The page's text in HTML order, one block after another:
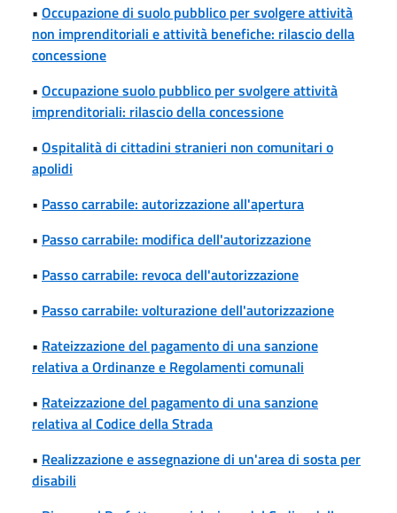
• Occupazione di suolo pubblico per svolgere attività
non imprenditoriali e attività benefiche: rilascio della
concessione
• Occupazione suolo pubblico per svolgere attività
imprenditoriali: rilascio della concessione
• Ospitalità di cittadini stranieri non comunitari o
apolidi
• Passo carrabile: autorizzazione all'apertura
• Passo carrabile: modifica dell'autorizzazione
• Passo carrabile: revoca dell'autorizzazione
• Passo carrabile: volturazione dell'autorizzazione
• Rateizzazione del pagamento di una sanzione
relativa a Ordinanze e Regolamenti comunali
• Rateizzazione del pagamento di una sanzione
relativa al Codice della Strada
• Realizzazione e assegnazione di un'area di sosta per
disabili